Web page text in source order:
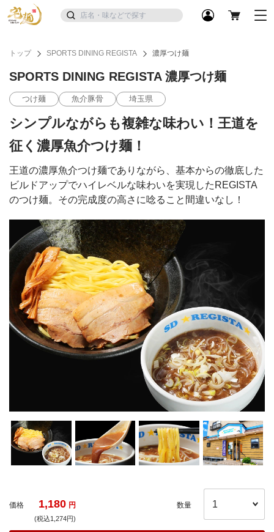
トップ SPORTS DINING REGISTA 濃厚つけ麺
SPORTS DINING REGISTA 濃厚つけ麺
つけ麺 魚介豚骨 埼玉県
シンプルながらも複雑な味わい！王道を
征く濃厚魚介つけ麺！
王道の濃厚魚介つけ麺でありながら、基本からの徹底した
ビルドアップでハイレベルな味わいを実現したREGISTA
のつけ麺。その完成度の高さに唸ること間違いなし！
価格 1,180 円
(税込1,274円)
数量